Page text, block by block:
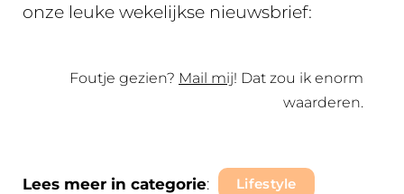
onze leuke wekelijkse nieuwsbrief:
Foutje gezien? Mail mij! Dat zou ik enorm
waarderen.
Lees meer in categorie: Lifestyle